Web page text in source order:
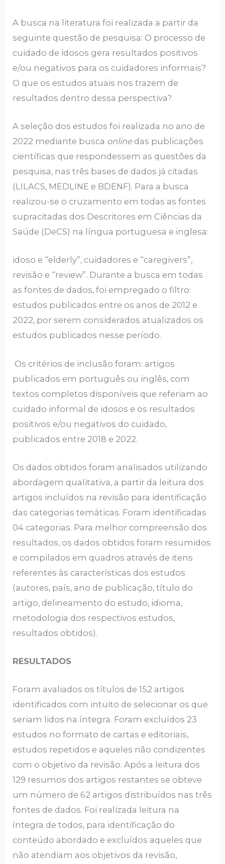
A busca na literatura foi realizada a partir da
seguinte questão de pesquisa: O processo de
cuidado de idosos gera resultados positivos
e/ou negativos para os cuidadores informais?
O que os estudos atuais nos trazem de
resultados dentro dessa perspectiva?
A seleção dos estudos foi realizada no ano de
2022 mediante busca onlinedas publicações
científicas que respondessem as questões da
pesquisa, nas três bases de dados já citadas
(LILACS, MEDLINE e BDENF). Para a busca
realizou-se o cruzamento em todas as fontes
supracitadas dos Descritores em Ciências da
Saúde (DeCS) na língua portuguesa e inglesa:
idoso e “elderly”, cuidadores e “caregivers”,
revisão e “review”. Durante a busca em todas
as fontes de dados, foi empregado o filtro:
estudos publicados entre os anos de 2012 e
2022, por serem considerados atualizados os
estudos publicados nesse período.
Os critérios de inclusão foram: artigos
publicados em português ou inglês, com
textos completos disponíveis que referiam ao
cuidado informal de idosos e os resultados
positivos e/ou negativos do cuidado,
publicados entre 2018 e 2022.
Os dados obtidos foram analisados utilizando
abordagem qualitativa, a partir da leitura dos
artigos incluídos na revisão para identificação
das categorias temáticas. Foram identificadas
04 categorias. Para melhor compreensão dos
resultados, os dados obtidos foram resumidos
e compilados em quadros através de itens
referentes às características dos estudos
(autores, país, ano de publicação, título do
artigo, delineamento do estudo, idioma,
metodologia dos respectivos estudos,
resultados obtidos).
RESULTADOS
Foram avaliados os títulos de 152 artigos
identificados com intuito de selecionar os que
seriam lidos na íntegra. Foram excluídos 23
estudos no formato de cartas e editoriais,
estudos repetidos e aqueles não condizentes
com o objetivo da revisão. Após a leitura dos
129 resumos dos artigos restantes se obteve
um número de 62 artigos distribuídos nas três
fontes de dados. Foi realizada leitura na
íntegra de todos, para identificação do
conteúdo abordado e excluídos aqueles que
não atendiam aos objetivos da revisão,